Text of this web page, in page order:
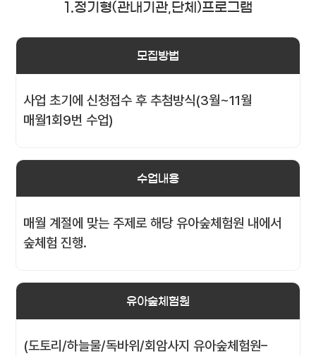
1.정기형(관내기관,단체)프로그램
모집방법
사업 초기에 신청접수 후 추첨방식(3월~11월
매월1회9번 수업)
수업내용
매월 계절에 맞는 주제로 해당 유아숲체험원 내에서
숲체험 진행.
유아숲체험원
(도토리/하늘물/독바위/회암사지 유아숲체험원–